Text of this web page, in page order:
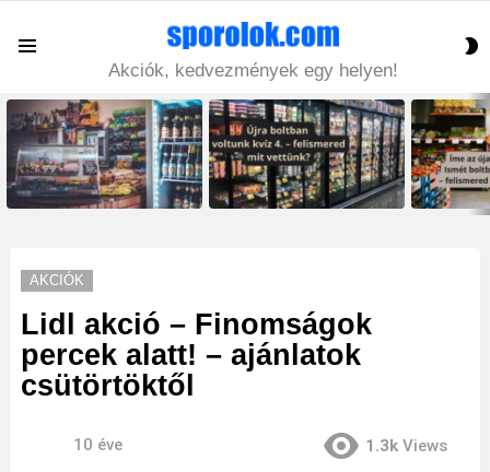
Akciók, kedvezmények egy helyen!
LATEST
STORIES
AKCIÓK
Lidl akció – Finomságok
percek alatt! – ajánlatok
csütörtöktől
10 éve 1.3k Views